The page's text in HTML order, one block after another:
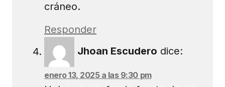
cráneo.
Responder
Jhoan Escudero dice:
enero 13, 2025 a las 9:30 pm